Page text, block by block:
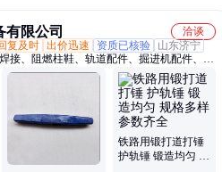
有限公司
洽谈
复及时 出价迅速 资质已核验
山东济宁
接、阻燃柱鞋、轨道配件、掘进机配件、地
孔注药机、干式煤钻头、皮带剥皮机、铸铁
防爆手拉葫芦、掘进机油缸
铁路用锻打道打锤
护轨锤 锻造均匀 规